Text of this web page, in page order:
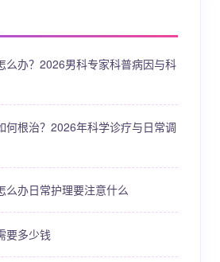
么办？2026男科专家科普病因与科
何根治？2026年科学诊疗与日常调
么办日常护理要注意什么
要多少钱